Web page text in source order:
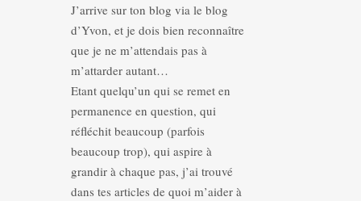
J’arrive sur ton blog via le blog
d’Yvon, et je dois bien reconnaître
que je ne m’attendais pas à
m’attarder autant…
Etant quelqu’un qui se remet en
permanence en question, qui
réfléchit beaucoup (parfois
beaucoup trop), qui aspire à
grandir à chaque pas, j’ai trouvé
dans tes articles de quoi m’aider à